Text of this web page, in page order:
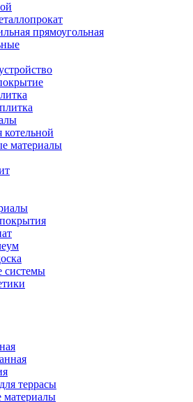
прямоугольная
котельной
материалы
системы
террасы
материалы